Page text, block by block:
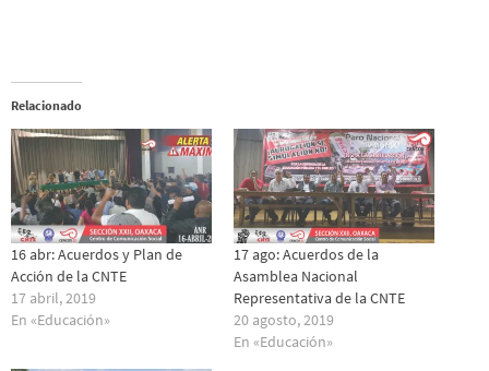
Relacionado
16 abr: Acuerdos y Plan de
Acción de la CNTE
17 abril, 2019
En «Educación»
17 ago: Acuerdos de la
Asamblea Nacional
Representativa de la CNTE
20 agosto, 2019
En «Educación»